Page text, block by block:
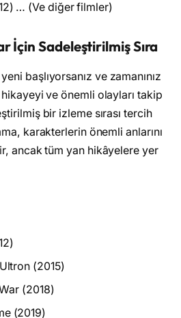
… (Ve diğer filmler)
İçin Sadeleştirilmiş Sıra
başlıyorsanız ve zamanınız
hikayeyi ve önemli olayları takip
bir izleme sırası tercih
karakterlerin önemli anlarını
ancak tüm yan hikâyelere yer
(2015)
(2018)
(2019)